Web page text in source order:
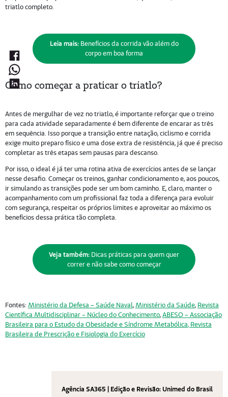
triatlo completo.
Leia mais:Benefícios da corrida vão além do
corpo em boa forma
Como começar a praticar o triatlo?
Antes de mergulhar de vez no triatlo, é importante reforçar que o treino
para cada atividade separadamente é bem diferente de encarar as três
em sequência. Isso porque a transição entre natação, ciclismo e corrida
exige muito preparo físico e uma dose extra de resistência, já que é preciso
completar as três etapas sem pausas para descanso.
Por isso, o ideal é já ter uma rotina ativa de exercícios antes de se lançar
nesse desafio. Começar os treinos, ganhar condicionamento e, aos poucos,
ir simulando as transições pode ser um bom caminho. E, claro, manter o
acompanhamento com um profissional faz toda a diferença para evoluir
com segurança, respeitar os próprios limites e aproveitar ao máximo os
benefícios dessa prática tão completa.
Veja também: Dicas práticas para quem quer
correr e não sabe como começar
Fontes: Ministério da Defesa – Saúde Naval, Ministério da Saúde, Revista
Científica Multidisciplinar – Núcleo do Conhecimento,ABESO – Associação
Brasileira para o Estudo da Obesidade e Síndrome Metabólica, Revista
Brasileira de Prescrição e Fisiologia do Exercício
Agência SA365 | Edição e Revisão: Unimed do Brasil